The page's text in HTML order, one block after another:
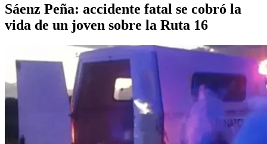
Sáenz Peña: accidente fatal se cobró la
vida de un joven sobre la Ruta 16